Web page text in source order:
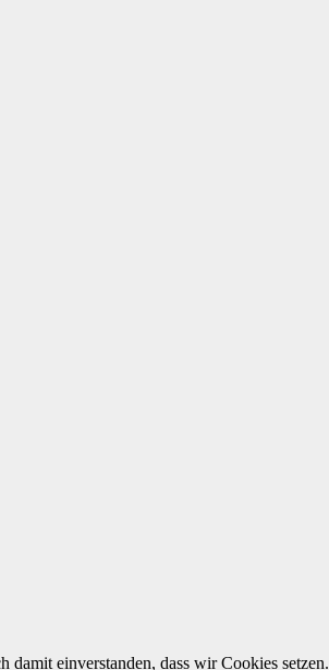
damit einverstanden, dass wir Cookies setzen.